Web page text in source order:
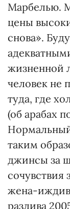
Марбелью.
цены
снова».
жизненной
человек не
туда, где
(об арабах
таким
джинсы за
сочувствия
жена-
разлива